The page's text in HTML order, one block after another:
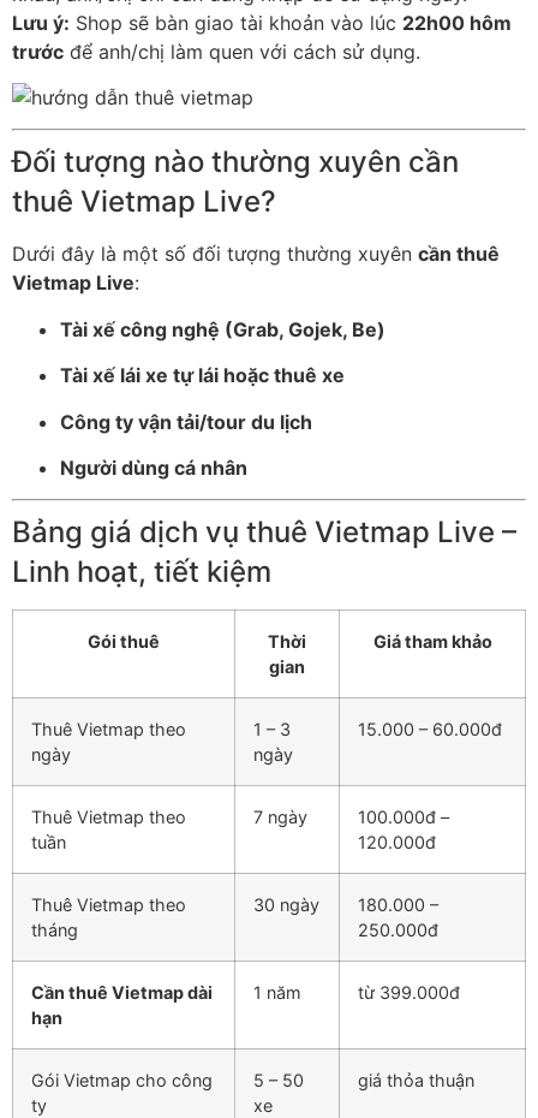
Lưu ý: Shop sẽ bàn giao tài khoản vào lúc 22h00 hôm
trước để anh/chị làm quen với cách sử dụng.
Đối tượng nào thường xuyên cần
thuê Vietmap Live?
Dưới đây là một số đối tượng thường xuyên cần thuê
Vietmap Live:
Tài xế công nghệ (Grab, Gojek, Be)
Tài xế lái xe tự lái hoặc thuê xe
Công ty vận tải/tour du lịch
Người dùng cá nhân
Bảng giá dịch vụ thuê Vietmap Live –
Linh hoạt, tiết kiệm
Gói thuê
Thời
gian
Giá tham khảo
Thuê Vietmap theo
ngày
1 – 3
ngày
15.000 – 60.000đ
Thuê Vietmap theo
tuần
7 ngày
100.000đ –
120.000đ
Thuê Vietmap theo
tháng
30 ngày
180.000 –
250.000đ
Cần thuê Vietmap dài
hạn
1 năm từ 399.000đ
Gói Vietmap cho công
ty
5 – 50
xe
giá thỏa thuận